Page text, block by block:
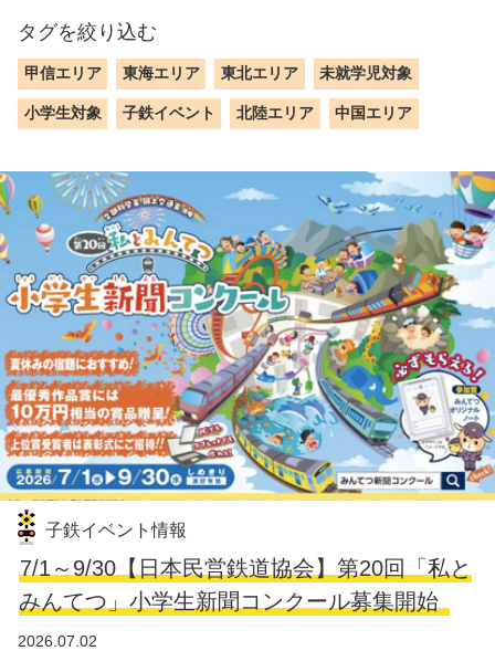
タグを絞り込む
甲信エリア 東海エリア 東北エリア 未就学児対象
小学生対象 子鉄イベント 北陸エリア 中国エリア
子鉄イベント情報
7/1～9/30【日本民営鉄道協会】第20回「私と
みんてつ」小学生新聞コンクール募集開始
2026.07.02